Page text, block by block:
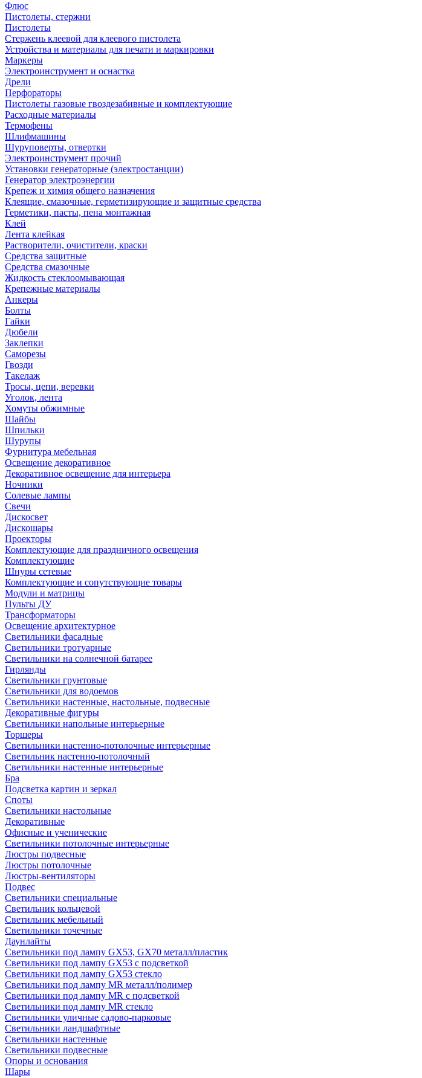
Флюс
Пистолеты, стержни
Пистолеты
Стержень клеевой для клеевого пистолета
Устройства и материалы для печати и маркировки
Маркеры
Электроинструмент и оснастка
Дрели
Перфораторы
Пистолеты газовые гвоздезабивные и комплектующие
Расходные материалы
Термофены
Шлифмашины
Шуруповерты, отвертки
Электроинструмент прочий
Установки генераторные (электростанции)
Генератор электроэнергии
Крепеж и химия общего назначения
Клеящие, смазочные, герметизирующие и защитные средства
Герметики, пасты, пена монтажная
Клей
Лента клейкая
Растворители, очистители, краски
Средства защитные
Средства смазочные
Жидкость стеклоомывающая
Крепежные материалы
Анкеры
Болты
Гайки
Дюбели
Заклепки
Саморезы
Гвозди
Такелаж
Тросы, цепи, веревки
Уголок, лента
Хомуты обжимные
Шайбы
Шпильки
Шурупы
Фурнитура мебельная
Освещение декоративное
Декоративное освещение для интерьера
Ночники
Солевые лампы
Свечи
Дискосвет
Дискошары
Проекторы
Комплектующие для праздничного освещения
Комплектующие
Шнуры сетевые
Комплектующие и сопутствующие товары
Модули и матрицы
Пульты ДУ
Трансформаторы
Освещение архитектурное
Светильники фасадные
Светильники тротуарные
Светильники на солнечной батарее
Гирлянды
Светильники грунтовые
Светильники для водоемов
Светильники настенные, настольные, подвесные
Декоративные фигуры
Светильники напольные интерьерные
Торшеры
Светильники настенно-потолочные интерьерные
Светильник настенно-потолочный
Светильники настенные интерьерные
Бра
Подсветка картин и зеркал
Споты
Светильники настольные
Декоративные
Офисные и ученические
Светильники потолочные интерьерные
Люстры подвесные
Люстры потолочные
Люстры-вентиляторы
Подвес
Светильники специальные
Светильник кольцевой
Светильник мебельный
Светильники точечные
Даунлайты
Светильники под лампу GX53, GX70 металл/пластик
Светильники под лампу GX53 с подсветкой
Светильники под лампу GX53 стекло
Светильники под лампу MR металл/полимер
Светильники под лампу MR с подсветкой
Светильники под лампу MR стекло
Светильники уличные садово-парковые
Светильники ландшафтные
Светильники настенные
Светильники подвесные
Опоры и основания
Шары